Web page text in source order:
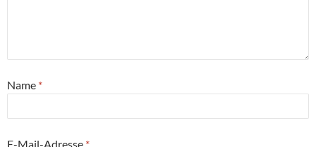
Name *
E-Mail-Adresse *